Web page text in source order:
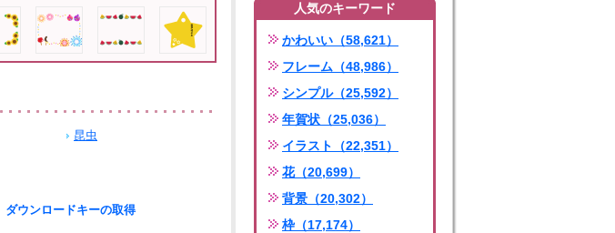
昆虫
ダウンロードキーの取得
人気のキーワード
かわいい（58,621）
フレーム（48,986）
シンプル（25,592）
年賀状（25,036）
イラスト（22,351）
花（20,699）
背景（20,302）
枠（17,174）